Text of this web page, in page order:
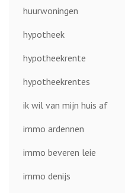
huurwoningen
hypotheek
hypotheekrente
hypotheekrentes
ik wil van mijn huis af
immo ardennen
immo beveren leie
immo denijs